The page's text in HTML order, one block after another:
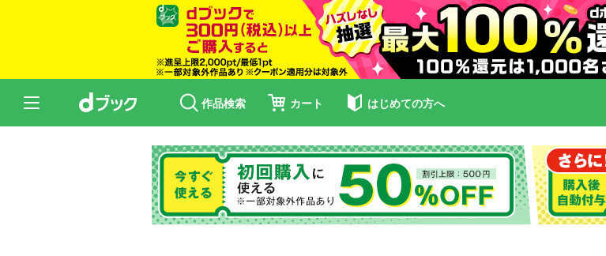
作品検索 カート はじめての方へ